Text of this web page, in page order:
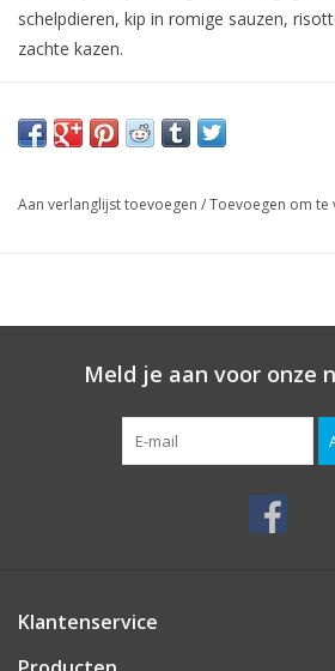
schelpdieren, kip in romige sauzen,
zachte kazen.
Aan verlanglijst toevoegen /Toevoegen om te
Meld je aan voor onze
Klantenservice